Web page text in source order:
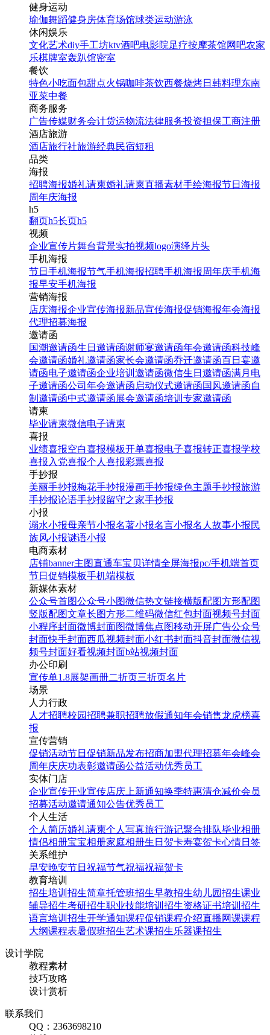
健身运动
瑜伽舞蹈健身房体育场馆球类运动游泳
休闲娱乐
文化艺术diy手工坊ktv酒吧电影院足疗按摩茶馆网吧农家
乐棋牌室轰趴馆密室
餐饮
特色小吃面包甜点火锅咖啡茶饮西餐烧烤日韩料理东南
亚菜中餐
商务服务
广告传媒财务会计货运物流法律服务投资担保工商注册
酒店旅游
酒店旅行社旅游经典民宿短租
品类
海报
招聘海报婚礼请柬婚礼请柬直播素材手绘海报节日海报
周年庆海报
h5
翻页h5长页h5
视频
企业宣传片舞台背景实拍视频logo演绎 片头
手机海报
节日手机海报节气手机海报招聘手机海报周年庆手机海
报早安手机海报
营销海报
店庆海报企业宣传海报新品宣传海报促销海报年会海报
代理招募海报
邀请函
国潮邀请函生日邀请函谢师宴邀请函年会邀请函科技峰
会邀请函婚礼邀请函家长会邀请函乔迁邀请函百日宴邀
请函电子邀请函企业培训邀请函微信生日邀请函满月电
子邀请函公司年会邀请函 启动仪式邀请函国风邀请函自
制邀请函中式邀请函展会邀请函培训专家邀请函
请柬
毕业请柬微信电子请柬
喜报
业绩喜报空白喜报模板开单喜报电子喜报转正喜报学校
喜报 入党喜报个人喜报彩票喜报
手抄报
美丽手抄报梅花手抄报漫画手抄报绿色主题手抄报旅游
手抄报论语手抄报留守之家手抄报
小报
溺水小报母亲节小报名著小报名言小报名人故事小报民
族风小报谜语小报
电商素材
店铺banner主图直通车宝贝详情全屏海报pc/手机端首页
节日促销模板手机端模板
新媒体素材
公众号首图公众号小图微信热文链接横版配图方形配图
竖版配图文章长图方形二维码微信红包封面视频号封面
小程序封面微博封面图微博焦点图移动开屏广告公众号
封面快手封面西瓜视频封面小红书封面抖音封面微信视
频号封面好看视频封面b站视频封面
办公印刷
宣传单1.8展架画册二折页三折页名片
场景
人力行政
人才招聘校园招聘兼职招聘放假通知年会销售龙虎榜喜
报
宣传营销
促销活动节日促销新品发布招商加盟代理招募年会峰会
周年庆庆功表彰邀请函公益活动优秀员工
实体门店
企业宣传开业宣传店庆 上新通知换季特惠清仓减价会员
招募活动邀请通知公告优秀员工
个人生活
个人简历婚礼请柬个人写真旅行游记聚合排队毕业相册
情侣相册宝宝相册家庭相册生日贺卡寿宴贺卡心情日签
关系维护
早安晚安节日祝福节气祝福祝福贺卡
教育培训
招生培训 招生简章托管班招生早教招生幼儿园招生课业
辅导招生考研招生职业技能培训招生资格证书培训招生
语言培训招生开学通知课程促销课程介绍直播网课课程
大纲课程表暑假班招生艺术课招生乐器课招生
设计学院
教程素材
技巧攻略
设计赏析
联系我们
QQ：2363698210